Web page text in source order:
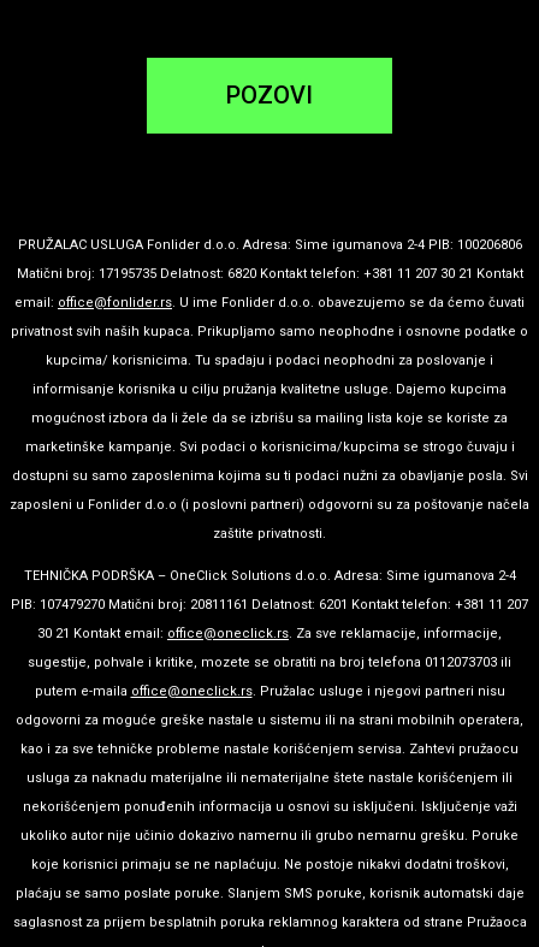
POZOVI
PRUŽALAC USLUGA Fonlider d.o.o. Adresa: Sime igumanova 2-4 PIB: 100206806
Matični broj: 17195735 Delatnost: 6820 Kontakt telefon: +381 11 207 30 21 Kontakt
email: office@fonlider.rs. U ime Fonlider d.o.o. obavezujemo se da ćemo čuvati
privatnost svih naših kupaca. Prikupljamo samo neophodne i osnovne podatke o
kupcima/ korisnicima. Tu spadaju i podaci neophodni za poslovanje i
informisanje korisnika u cilju pružanja kvalitetne usluge. Dajemo kupcima
mogućnost izbora da li žele da se izbrišu sa mailing lista koje se koriste za
marketinške kampanje. Svi podaci o korisnicima/kupcima se strogo čuvaju i
dostupni su samo zaposlenima kojima su ti podaci nužni za obavljanje posla. Svi
zaposleni u Fonlider d.o.o (i poslovni partneri) odgovorni su za poštovanje načela
zaštite privatnosti.
TEHNIČKA PODRŠKA – OneClick Solutions d.o.o. Adresa: Sime igumanova 2-4
PIB: 107479270 Matični broj: 20811161 Delatnost: 6201 Kontakt telefon: +381 11 207
30 21 Kontakt email: office@oneclick.rs. Za sve reklamacije, informacije,
sugestije, pohvale i kritike, mozete se obratiti na broj telefona 0112073703 ili
putem e-maila office@oneclick.rs. Pružalac usluge i njegovi partneri nisu
odgovorni za moguće greške nastale u sistemu ili na strani mobilnih operatera,
kao i za sve tehničke probleme nastale korišćenjem servisa. Zahtevi pružaocu
usluga za naknadu materijalne ili nematerijalne štete nastale korišćenjem ili
nekorišćenjem ponuđenih informacija u osnovi su isključeni. Isključenje važi
ukoliko autor nije učinio dokazivo namernu ili grubo nemarnu grešku. Poruke
koje korisnici primaju se ne naplaćuju. Ne postoje nikakvi dodatni troškovi,
plaćaju se samo poslate poruke. Slanjem SMS poruke, korisnik automatski daje
saglasnost za prijem besplatnih poruka reklamnog karaktera od strane Pružaoca